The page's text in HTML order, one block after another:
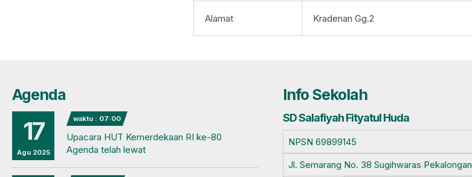
Alamat Kradenan Gg.2
Agenda
17
Agu 2025
waktu : 07:00
Upacara HUT Kemerdekaan RI ke-80
Agenda telah lewat
Info Sekolah
SD Salafiyah Fityatul Huda
NPSN 69899145
Jl. Semarang No. 38 Sugihwaras Pekalongan